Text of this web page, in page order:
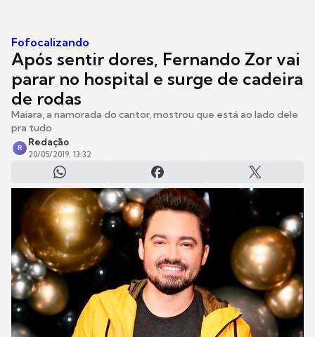
Fofocalizando
Após sentir dores, Fernando Zor vai
parar no hospital e surge de cadeira
de rodas
Maiara, a namorada do cantor, mostrou que está ao lado dele
pra tudo
R
Redação
20/05/2019, 13:32